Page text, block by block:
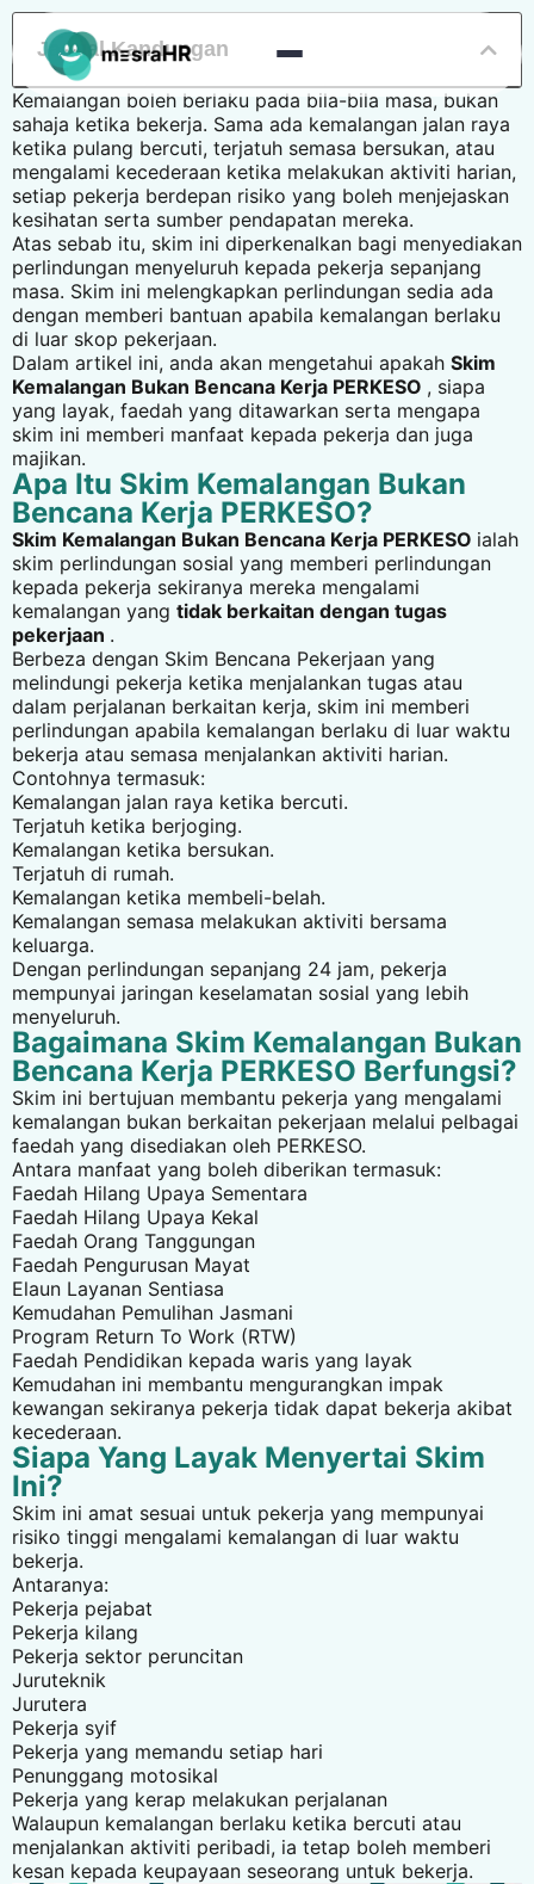
Jadual Kandungan
Kemalangan boleh berlaku pada bila-bila masa, bukan
sahaja ketika bekerja. Sama ada kemalangan jalan raya
ketika pulang bercuti, terjatuh semasa bersukan, atau
mengalami kecederaan ketika melakukan aktiviti harian,
setiap pekerja berdepan risiko yang boleh menjejaskan
kesihatan serta sumber pendapatan mereka.
Atas sebab itu, skim ini diperkenalkan bagi menyediakan
perlindungan menyeluruh kepada pekerja sepanjang
masa. Skim ini melengkapkan perlindungan sedia ada
dengan memberi bantuan apabila kemalangan berlaku
di luar skop pekerjaan.
Dalam artikel ini, anda akan mengetahui apakah Skim
Kemalangan Bukan Bencana Kerja PERKESO , siapa
yang layak, faedah yang ditawarkan serta mengapa
skim ini memberi manfaat kepada pekerja dan juga
majikan.
Apa Itu Skim Kemalangan Bukan
Bencana Kerja PERKESO?
Skim Kemalangan Bukan Bencana Kerja PERKESO ialah
skim perlindungan sosial yang memberi perlindungan
kepada pekerja sekiranya mereka mengalami
kemalangan yang tidak berkaitan dengan tugas
pekerjaan .
Berbeza dengan Skim Bencana Pekerjaan yang
melindungi pekerja ketika menjalankan tugas atau
dalam perjalanan berkaitan kerja, skim ini memberi
perlindungan apabila kemalangan berlaku di luar waktu
bekerja atau semasa menjalankan aktiviti harian.
Contohnya termasuk:
Kemalangan jalan raya ketika bercuti.
Terjatuh ketika berjoging.
Kemalangan ketika bersukan.
Terjatuh di rumah.
Kemalangan ketika membeli-belah.
Kemalangan semasa melakukan aktiviti bersama
keluarga.
Dengan perlindungan sepanjang 24 jam, pekerja
mempunyai jaringan keselamatan sosial yang lebih
menyeluruh.
Bagaimana Skim Kemalangan Bukan
Bencana Kerja PERKESO Berfungsi?
Skim ini bertujuan membantu pekerja yang mengalami
kemalangan bukan berkaitan pekerjaan melalui pelbagai
faedah yang disediakan oleh PERKESO.
Antara manfaat yang boleh diberikan termasuk:
Faedah Hilang Upaya Sementara
Faedah Hilang Upaya Kekal
Faedah Orang Tanggungan
Faedah Pengurusan Mayat
Elaun Layanan Sentiasa
Kemudahan Pemulihan Jasmani
Program Return To Work (RTW)
Faedah Pendidikan kepada waris yang layak
Kemudahan ini membantu mengurangkan impak
kewangan sekiranya pekerja tidak dapat bekerja akibat
kecederaan.
Siapa Yang Layak Menyertai Skim
Ini?
Skim ini amat sesuai untuk pekerja yang mempunyai
risiko tinggi mengalami kemalangan di luar waktu
bekerja.
Antaranya:
Pekerja pejabat
Pekerja kilang
Pekerja sektor peruncitan
Juruteknik
Jurutera
Pekerja syif
Pekerja yang memandu setiap hari
Penunggang motosikal
Pekerja yang kerap melakukan perjalanan
Walaupun kemalangan berlaku ketika bercuti atau
menjalankan aktiviti peribadi, ia tetap boleh memberi
kesan kepada keupayaan seseorang untuk bekerja.